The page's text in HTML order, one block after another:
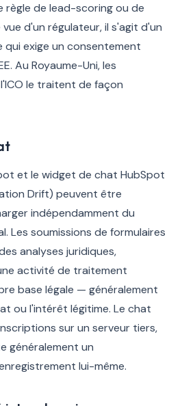
règle de lead-scoring ou de
d'un régulateur, il s'agit d'un
qui exige un consentement
Au Royaume-Uni, les
le traitent de façon
et le widget de chat HubSpot
Drift) peuvent être
indépendamment du
Les soumissions de formulaires
analyses juridiques,
activité de traitement
base légale — généralement
ou l'intérêt légitime. Le chat
sur un serveur tiers,
généralement un
lui-même.